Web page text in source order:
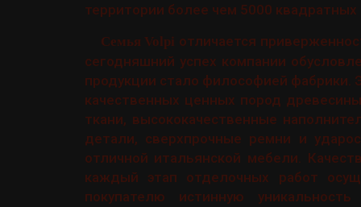
территории более чем 5000 квадратных
Семья Volpi отличается
сегодняшний успех компании
продукции стало философией фабрики.
качественных ценных пород
ткани, высококачественные
детали, сверхпрочные ремни и
отличной итальянской мебели.
каждый этап отделочных работ
покупателю истинную